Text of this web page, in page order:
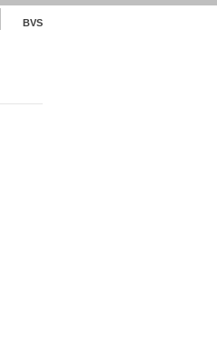
BVS